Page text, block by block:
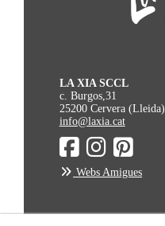
LA XIA SCCL
c. Burgos,31
25200 Cervera (Lleida)
info@laxia.cat
Webs Amigues